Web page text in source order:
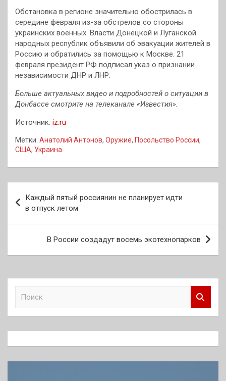
Обстановка в регионе значительно обострилась в
середине февраля из-за обстрелов со стороны
украинских военных. Власти Донецкой и Луганской
народных республик объявили об эвакуации жителей в
Россию и обратились за помощью к Москве. 21
февраля президент РФ подписал указ о признании
независимости ДНР и ЛНР.
Больше актуальных видео и подробностей о ситуации в
Донбассе смотрите на телеканале «Известия».
Источник: iz.ru
Метки: Анатолий Антонов, Оружие, Посольство России,
США, Украина
по
записям
Каждый пятый россиянин не планирует идти
в отпуск летом
В России создадут восемь экотехнопарков
к